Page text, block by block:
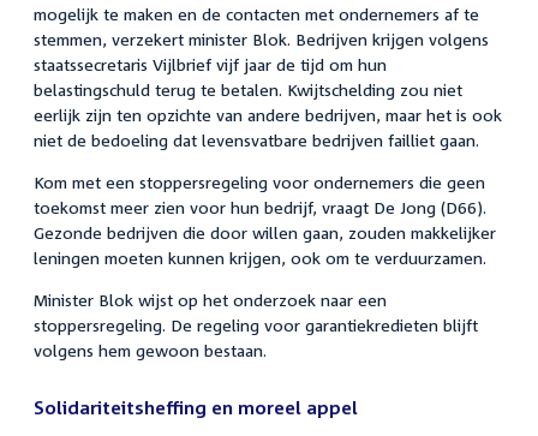
mogelijk te maken en de contacten met ondernemers af te
stemmen, verzekert minister Blok. Bedrijven krijgen volgens
staatssecretaris Vijlbrief vijf jaar de tijd om hun
belastingschuld terug te betalen. Kwijtschelding zou niet
eerlijk zijn ten opzichte van andere bedrijven, maar het is ook
niet de bedoeling dat levensvatbare bedrijven failliet gaan.
Kom met een stoppersregeling voor ondernemers die geen
toekomst meer zien voor hun bedrijf, vraagt De Jong (D66).
Gezonde bedrijven die door willen gaan, zouden makkelijker
leningen moeten kunnen krijgen, ook om te verduurzamen.
Minister Blok wijst op het onderzoek naar een
stoppersregeling. De regeling voor garantiekredieten blijft
volgens hem gewoon bestaan.
Solidariteitsheffing en moreel appel